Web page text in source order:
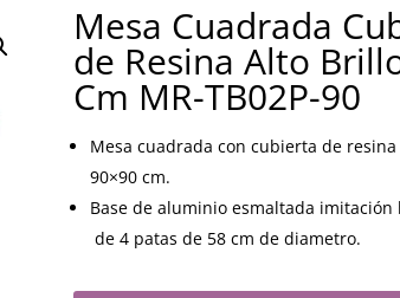
Mesa Cuadrada
de Resina Alto
Cm MR-TB02P-90
Mesa cuadrada con cubierta de
90×90 cm.
Base de aluminio esmaltada imitación
de 4 patas de 58 cm de diametro.